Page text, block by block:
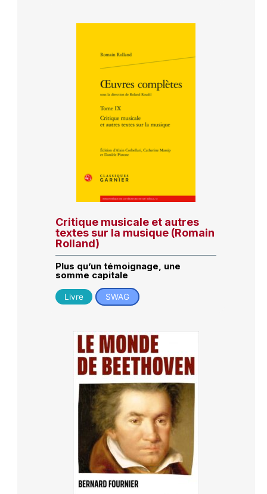
Critique musicale et autres
textes sur la musique (Romain
Rolland)
Plus qu’un témoignage, une
somme capitale
Livre SWAG